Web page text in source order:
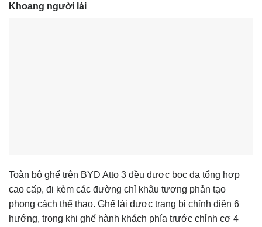
Khoang người lái
Toàn bộ ghế trên BYD Atto 3 đều được bọc da tổng hợp
cao cấp, đi kèm các đường chỉ khâu tương phản tạo
phong cách thể thao. Ghế lái được trang bị chỉnh điện 6
hướng, trong khi ghế hành khách phía trước chỉnh cơ 4